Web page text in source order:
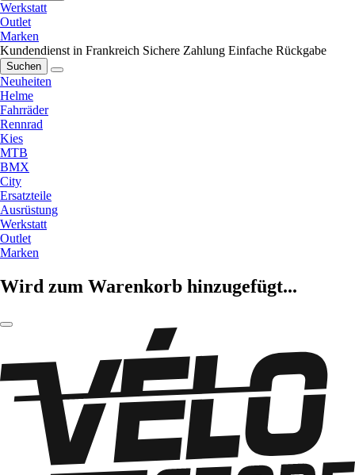
Werkstatt
Outlet
Marken
Kundendienst in Frankreich Sichere Zahlung Einfache Rückgabe
Suchen
Neuheiten
Helme
Fahrräder
Rennrad
Kies
MTB
BMX
City
Ersatzteile
Ausrüstung
Werkstatt
Outlet
Marken
Wird zum Warenkorb hinzugefügt...